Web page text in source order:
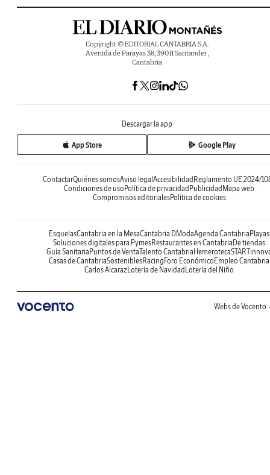
Copyright © EDITORIAL CANTABRIA S.A.
Avenida de Parayas 38, 39011 Santander ,
Cantabria
Descargar la app
App Store Google Play
ContactarQuiénes somosAviso legal Accesibilidad Reglamento UE 2024/
Condiciones de uso Política de privacidad Publicidad Mapa web
Compromisos editorialesPolítica de cookies
EsquelasCantabria en la MesaCantabria DModaAgenda Cantabria Playas
Soluciones digitales para PymesRestaurantes en Cantabria De tiendas
Guía Sanitaria Puntos de VentaTalento Cantabria Hemeroteca
Casas de CantabriaSosteniblesRacing Foro Económico Empleo Cantabria
Carlos AlcarazLotería de Navidad Lotería del Niño
Webs de Vocento